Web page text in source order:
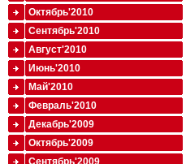
Октябрь'2010
Сентябрь'2010
Август'2010
Июнь'2010
Май'2010
Февраль'2010
Декабрь'2009
Октябрь'2009
Сентябрь'2009